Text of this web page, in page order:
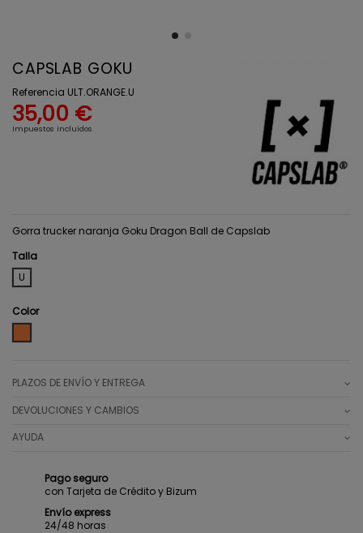
CAPSLAB GOKU
Referencia ULT.ORANGE.U
35,00 €
Impuestos incluidos
Gorra trucker naranja Goku Dragon Ball de Capslab
Talla
U
Color
PLAZOS DE ENVÍO Y ENTREGA
DEVOLUCIONES Y CAMBIOS
AYUDA
Pago seguro
con Tarjeta de Crédito y Bizum
Envío express
24/48 horas